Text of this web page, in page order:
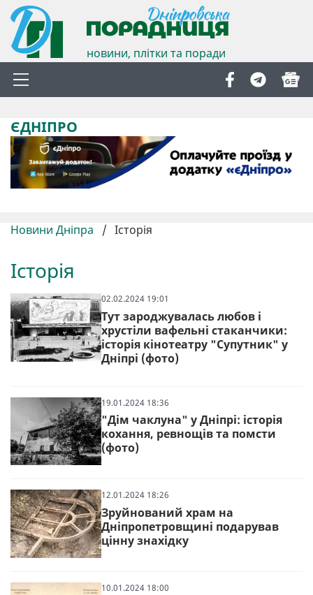
новини, плітки та поради
ЄДНІПРО
Новини Дніпра / Історія
Історія
02.02.2024 19:01
Тут зароджувалась любов і
хрустіли вафельні стаканчики:
історія кінотеатру "Супутник" у
Дніпрі (фото)
19.01.2024 18:36
"Дім чаклуна" у Дніпрі: історія
кохання, ревнощів та помсти
(фото)
12.01.2024 18:26
Зруйнований храм на
Дніпропетровщині подарував
цінну знахідку
10.01.2024 18:00